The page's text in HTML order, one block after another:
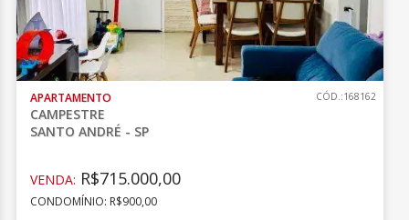
APARTAMENTO
CAMPESTRE
SANTO ANDRÉ - SP
CÓD.:168162
VENDA: R$715.000,00
CONDOMÍNIO: R$900,00